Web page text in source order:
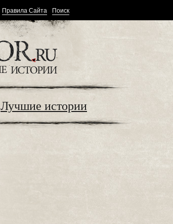
Правила Сайта Поиск
Лучшие истории